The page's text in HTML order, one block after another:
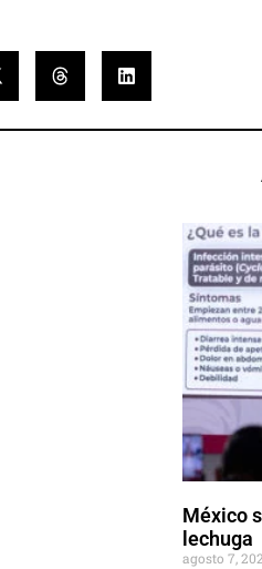
México
lechuga
agosto 7,